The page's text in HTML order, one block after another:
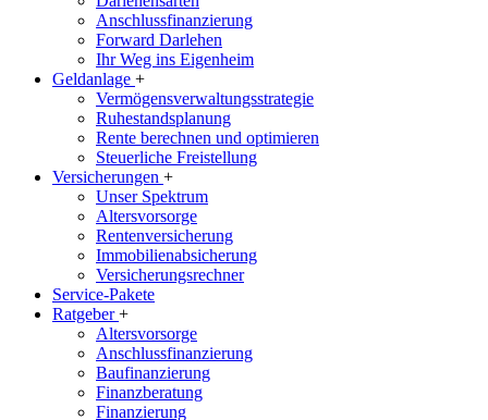
Anschlussfinanzierung
Forward Darlehen
Ihr Weg ins Eigenheim
Geldanlage +
Vermögensverwaltungsstrategie
Ruhestandsplanung
Rente berechnen und optimieren
Steuerliche Freistellung
Versicherungen +
Unser Spektrum
Altersvorsorge
Rentenversicherung
Immobilienabsicherung
Versicherungsrechner
Service-Pakete
Ratgeber+
Altersvorsorge
Anschlussfinanzierung
Baufinanzierung
Finanzberatung
Finanzierung